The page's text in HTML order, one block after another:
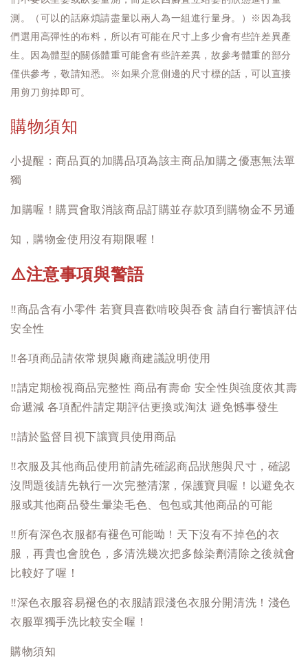
測。（可以的話麻煩請盡量以兩人為一組進行量身。）※因為我
們選用高彈性的布料，所以有可能在尺寸上多少會有些許差異產
生。因為體型的關係體重可能會有些許差異，故參考體重的部分
僅供參考，敬請知悉。※如果介意側邊的尺寸標的話，可以直接
用剪刀剪掉即可。
購物須知
小提醒：商品頁的加購品項為該主商品加購之優惠無法單
獨
加購喔！購買會取消該商品訂購並存款項到購物金不另通
知，購物金使用沒有期限喔！
⚠️注意事項與警語
‼️商品含有小零件 若寶貝喜歡啃咬與吞食 請自行審慎評估
安全性
‼️各項商品請依常規與廠商建議說明使用
‼️請定期檢視商品完整性 商品有壽命 安全性與強度依其壽
命遞減 各項配件請定期評估更換或淘汰 避免憾事發生
‼️請於監督目視下讓寶貝使用商品
‼️衣服及其他商品使用前請先確認商品狀態與尺寸，確認
沒問題後請先執行一次完整清潔，保護寶貝喔！以避免衣
服或其他商品發生暈染毛色、包包或其他商品的可能
‼️ 所有深色衣服都有褪色可能呦！天下沒有不掉色的衣
服，再貴也會脫色，多清洗幾次把多餘染劑清除之後就會
比較好了喔！
‼️深色衣服容易褪色的衣服請跟淺色衣服分開清洗！淺色
衣服單獨手洗比較安全喔！
購物須知